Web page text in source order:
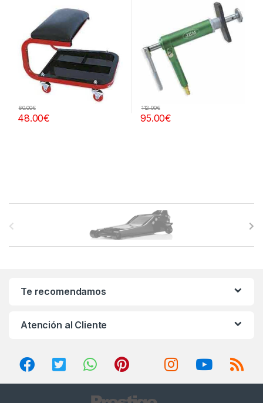
48.00€
60.00€
95.00€
112.00€
a
Te recomendamos
Atención al Cliente